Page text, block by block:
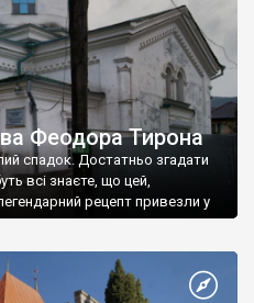
Феодора Тирона
спадок. Достатньо згадати
всі знаєте, що цей,
рецепт привезли у